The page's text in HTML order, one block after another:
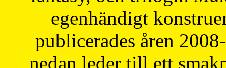
egenhändigt
publicerades åren
nedan leder till ett